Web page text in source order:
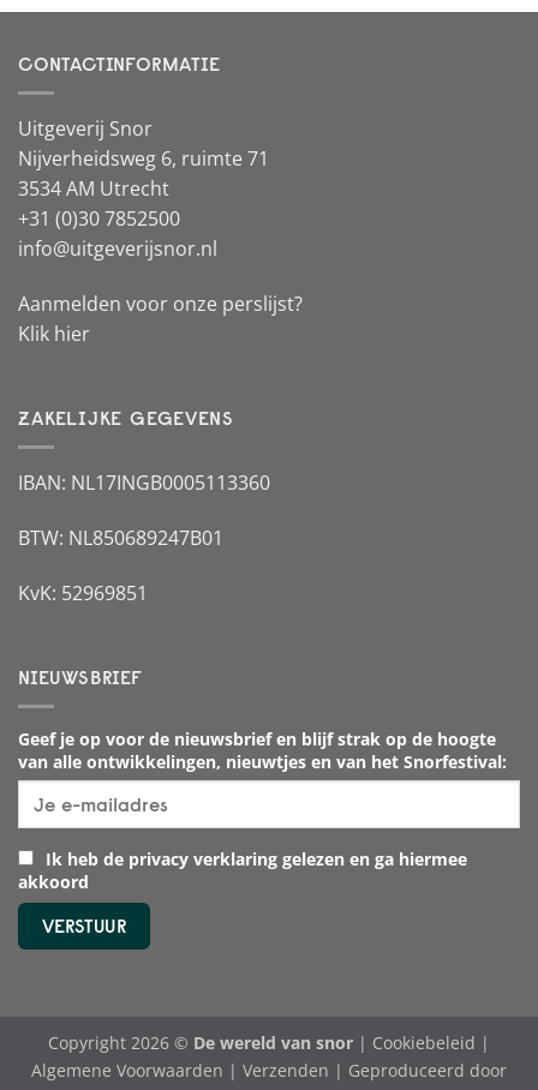
CONTACTINFORMATIE
Uitgeverij Snor
Nijverheidsweg 6, ruimte 71
3534 AM Utrecht
+31 (0)30 7852500
info@uitgeverijsnor.nl
Aanmelden voor onze perslijst?
Klik hier
ZAKELIJKE GEGEVENS
IBAN: NL17INGB0005113360
BTW: NL850689247B01
KvK: 52969851
NIEUWSBRIEF
Geef je op voor de nieuwsbrief en blijf strak op de hoogte
van alle ontwikkelingen, nieuwtjes en van het Snorfestival:
Ik heb de privacy verklaring gelezen en ga hiermee
akkoord
Copyright 2026 © De wereld van snor | Cookiebeleid |
Algemene Voorwaarden | Verzenden | Geproduceerd door